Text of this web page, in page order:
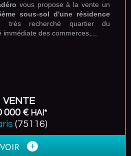
vous propose à la vente un
sous-sol d'une résidence
très recherché quartier du
immédiate des commerces,...
VENTE
000 € HAI*
(75116)
VOIR